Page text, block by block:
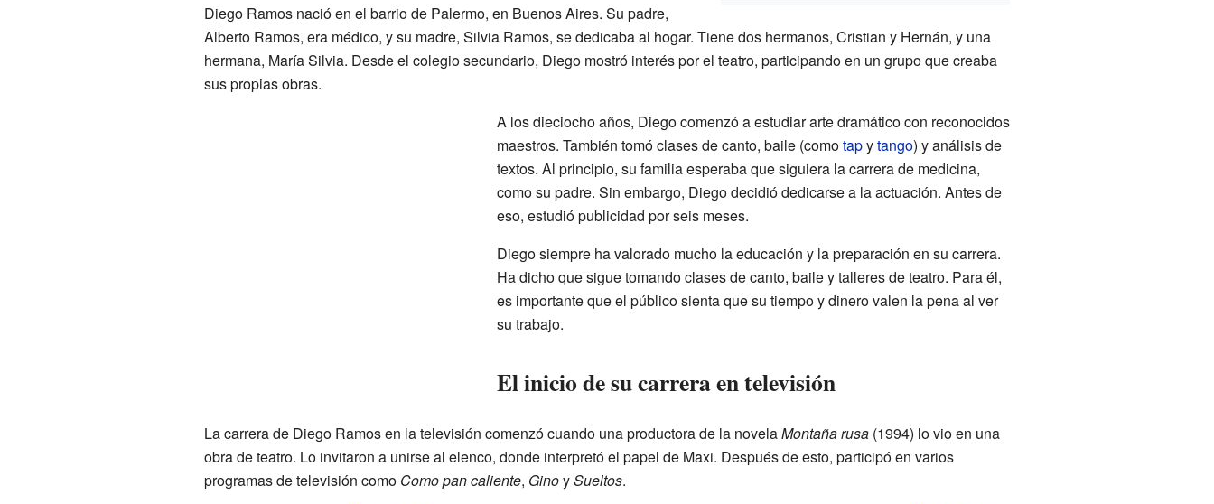
Diego Ramos nació en el barrio de Palermo, en Buenos Aires. Su padre,
Alberto Ramos, era médico, y su madre, Silvia Ramos, se dedicaba al hogar. Tiene dos hermanos, Cristian y Hernán, y una
hermana, María Silvia. Desde el colegio secundario, Diego mostró interés por el teatro, participando en un grupo que creaba
sus propias obras.
A los dieciocho años, Diego comenzó a estudiar arte dramático con reconocidos
maestros. También tomó clases de canto, baile (comotapytango) y análisis de
textos. Al principio, su familia esperaba que siguiera la carrera de medicina,
como su padre. Sin embargo, Diego decidió dedicarse a la actuación. Antes de
eso, estudió publicidad por seis meses.
Diego siempre ha valorado mucho la educación y la preparación en su carrera.
Ha dicho que sigue tomando clases de canto, baile y talleres de teatro. Para él,
es importante que el público sienta que su tiempo y dinero valen la pena al ver
su trabajo.
El inicio de su carrera en televisión
La carrera de Diego Ramos en la televisión comenzó cuando una productora de la novelaMontaña rusa(1994) lo vio en una
obra de teatro. Lo invitaron a unirse al elenco, donde interpretó el papel de Maxi. Después de esto, participó en varios
programas de televisión como Como pan caliente, GinoySueltos.